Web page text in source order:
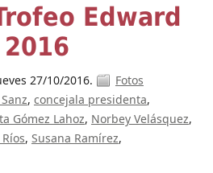
Edward
27/10/2016.
Fotos
concejala presidenta
Gómez Lahoz Norbey Velásquez
Susana Ramírez